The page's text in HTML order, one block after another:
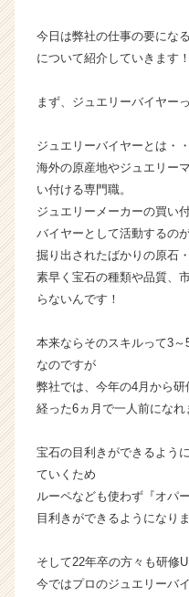
チ
ャ
成
企
業
ス
カ
ウ
ト
就
サ
イ
チ
ャ
リ
（C
h
今日は弊社の仕事の要にな
について紹介していきます！
まず、ジュエリーバイヤー
ジュエリーバイヤーとは・・
海外の原産地やジュエリー
い付ける専門職。
ジュエリーメーカーの買い
バイヤーとして活動するの
掘り出されたばかりの原石
素早く宝石の種類や品質、
らないんです！
本来ならそのスキルって3
なのですが
弊社では、今年の4月から
経った6ヵ月で一人前になれ
宝石の目利きができるよう
ていくため
ルーペなども使わず『オパ
目利きができるようになり
そして22年卒の方々も研修
今ではプロのジュエリーバ